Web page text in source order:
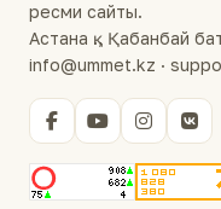
ресми сайты.
Астана қ., Қабанбай
info@ummet.kz ·